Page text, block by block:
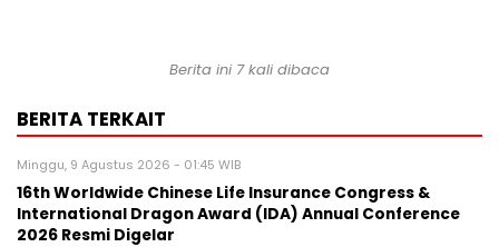
Berita ini 7 kali dibaca
BERITA TERKAIT
Minggu, 9 Agustus 2026 - 01:45 WIB
16th Worldwide Chinese Life Insurance Congress &
International Dragon Award (IDA) Annual Conference
2026 Resmi Digelar